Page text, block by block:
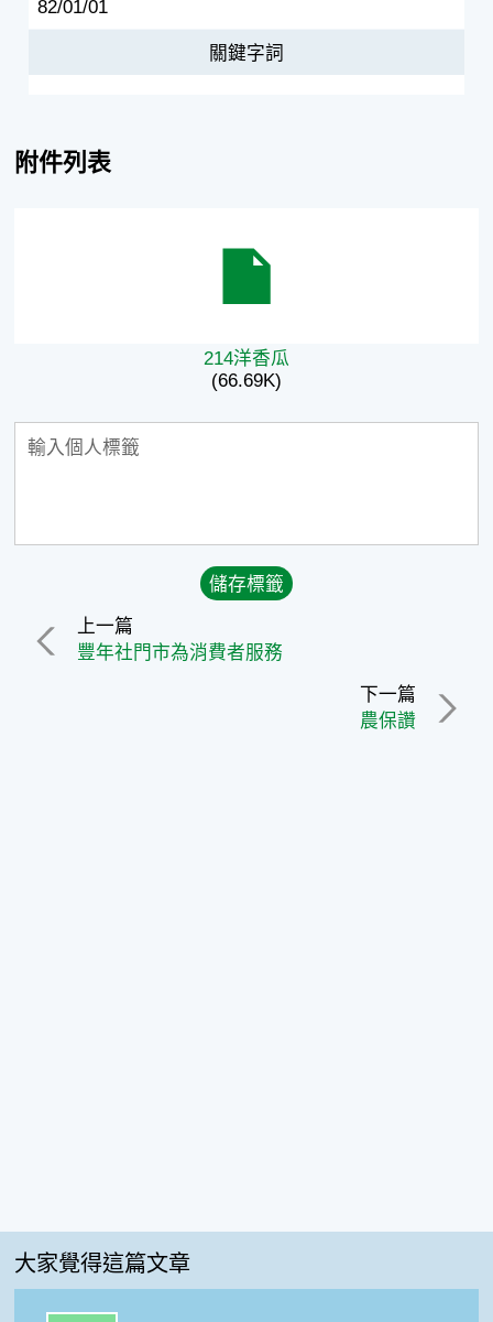
82/01/01
關鍵字詞
附件列表
214洋香瓜
(66.69K)
上一篇
豐年社門市為消費者服務
下一篇
農保讚
大家覺得這篇文章